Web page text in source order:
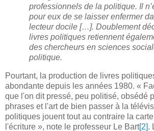
professionnels de la politique. Il
pour eux de se laisser enfermer
lecteur docile […]. Doublement
livres politiques retiennent
des chercheurs en sciences
politique.
Pourtant, la production de livres
abondante depuis les années 1980. «
que l'on dit pressé, peu politisé, obsédé
phrases et l'art de bien passer à la
politiques jouent tout au contraire la
l'écriture », note le professeur Le Bart[2].